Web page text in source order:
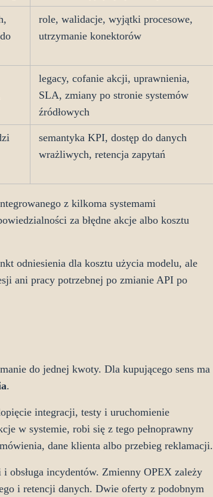
role, walidacje, wyjątki procesowe,
utrzymanie konektorów
legacy, cofanie akcji, uprawnienia,
SLA, zmiany po stronie systemów
źródłowych
semantyka KPI, dostęp do danych
wrażliwych, retencja zapytań
z kilkoma systemami
za błędne akcje albo kosztu
odniesienia dla kosztu użycia modelu, ale
ani pracy potrzebnej po zmianie API po
do jednej kwoty. Dla kupującego sens ma
.
integracji, testy i uruchomienie
w systemie, robi się z tego pełnoprawny
dane klienta albo przebieg reklamacji.
obsługa incydentów. Zmienny OPEX zależy
i retencji danych. Dwie oferty z podobnym